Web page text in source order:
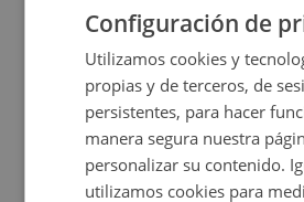
Configuración de
Utilizamos cookies y
propias y de terceros, de
persistentes, para hacer
manera segura nuestra
personalizar su contenido.
utilizamos cookies para